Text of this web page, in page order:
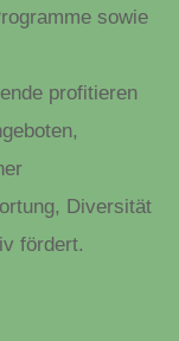
sowie
profitieren
Diversität
fördert.